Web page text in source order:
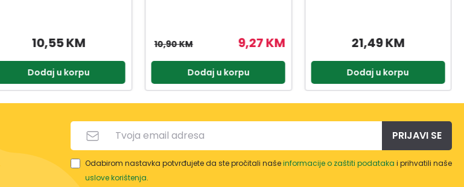
9,27 KM
10,90 KM
Dodaj u korpu
21,49 KM
Dodaj u korpu
8,99 KM
Dodaj u korpu
PRIJAVI SE
Odabirom nastavka potvrđujete da ste pročitali našeinformacije o zaštiti podataka i prihvatili naše
uslove korištenja.